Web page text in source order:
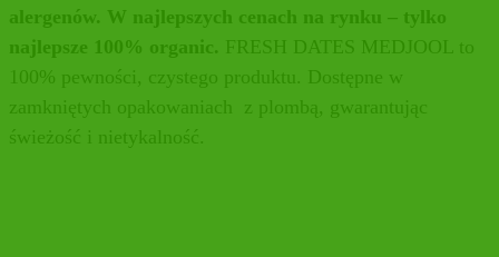
alergenów. W najlepszych cenach na rynku – tylko
najlepsze 100% organic. FRESH DATES MEDJOOL to
100% pewności, czystego produktu. Dostępne w
zamkniętych opakowaniach z plombą, gwarantując
świeżość i nietykalność.